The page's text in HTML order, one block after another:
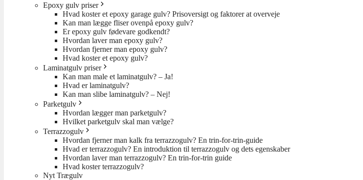
Epoxy gulv priser
Hvad koster et epoxy garage gulv? Prisoversigt og faktorer at overveje
Kan man lægge fliser ovenpå epoxy gulv?
Er epoxy gulv fødevare godkendt?
Hvordan laver man epoxy gulv?
Hvordan fjerner man epoxy gulv?
Hvad koster et epoxy gulv?
Laminatgulv priser
Kan man male et laminatgulv? – Ja!
Hvad er laminatgulv?
Kan man slibe laminatgulv? – Nej!
Parketgulv
Hvordan lægger man parketgulv?
Hvilket parketgulv skal man vælge?
Terrazzogulv
Hvordan fjerner man kalk fra terrazzogulv? En trin-for-trin-guide
Hvad er terrazzogulv? En introduktion til terrazzogulv og dets egenskaber
Hvordan laver man terrazzogulv? En trin-for-trin guide
Hvad koster terrazzogulv?
Nyt Trægulv